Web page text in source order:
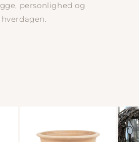
personlighed og